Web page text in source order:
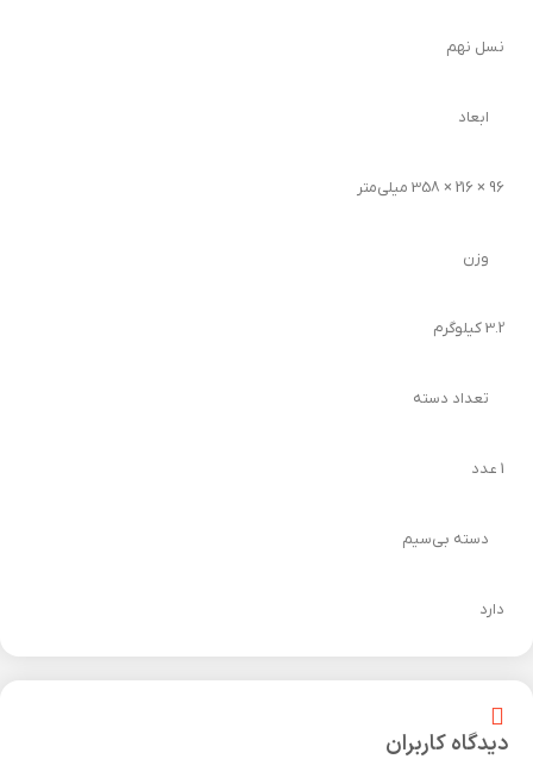
نسل نهم
ابعاد
96 × 216 × 358 میلی‌متر
وزن
3.2 کیلوگرم
تعداد دسته
1 عدد
دسته بی‌سیم
دارد
دیدگاه کاربران